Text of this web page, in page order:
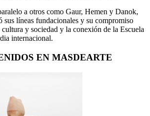
a otros como Gaur, Hemen y Danok,
sus líneas fundacionales y su compromiso
y sociedad y la conexión de la Escuela
internacional.
EN MASDEARTE